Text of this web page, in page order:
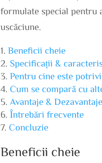
formulate special pentru
uscăciune.
Beneficii cheie
Specificații &
Pentru cine este
Cum se compară cu
Avantaje & Dezavantaje
Întrebări frecvente
Concluzie
Beneficii cheie